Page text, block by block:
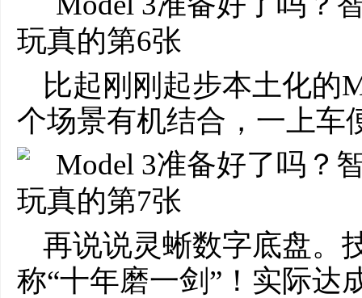
比起刚刚起步本土化的
个场景有机结合，一上车
再说说灵蜥数字底盘。
称“十年磨一剑”！实际达